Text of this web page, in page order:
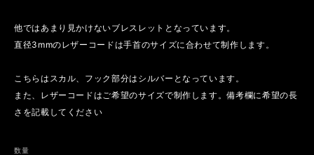
他ではあまり見かけないブレスレットとなっています。
直径3mmのレザーコードは手首のサイズに合わせて制作します。
こちらはスカル、フック部分はシルバーとなっています。
また、レザーコードはご希望のサイズで制作します。備考欄に希望の長
さを記載してください
数量